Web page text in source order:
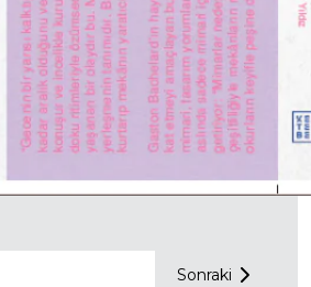
Sonraki